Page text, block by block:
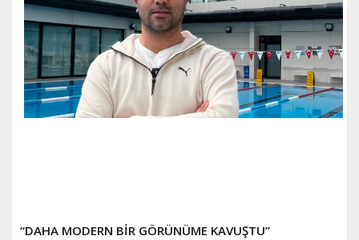
“DAHA MODERN BİR GÖRÜNÜME KAVUŞTU”